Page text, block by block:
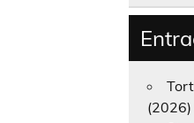
(2026)